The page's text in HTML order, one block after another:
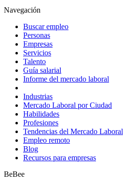
Navegación
Buscar empleo
Personas
Empresas
Servicios
Talento
Guía salarial
Informe del mercado laboral
Industrias
Mercado Laboral por Ciudad
Habilidades
Profesiones
Tendencias del Mercado Laboral
Empleo remoto
Blog
Recursos para empresas
BeBee